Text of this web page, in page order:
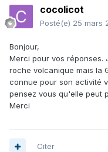
cocolicot
Posté(e) 25 mars
Bonjour,
Merci pour vos réponses.
roche volcanique mais la
connue pour son activité
pensez vous qu'elle peut
Merci
Citer